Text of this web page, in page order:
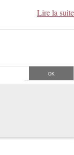
Lire la suite